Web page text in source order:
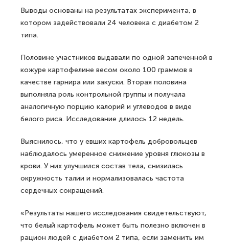
Выводы основаны на результатах эксперимента, в
котором задействовали 24 человека с диабетом 2
типа.
Половине участников выдавали по одной запеченной в
кожуре картофелине весом около 100 граммов в
качестве гарнира или закуски. Вторая половина
выполняла роль контрольной группы и получала
аналогичную порцию калорий и углеводов в виде
белого риса. Исследование длилось 12 недель.
Выяснилось, что у евших картофель добровольцев
наблюдалось умеренное снижение уровня глюкозы в
крови. У них улучшился состав тела, снизилась
окружность талии и нормализовалась частота
сердечных сокращений.
«Результаты нашего исследования свидетельствуют,
что белый картофель может быть полезно включен в
рацион людей с диабетом 2 типа, если заменить им